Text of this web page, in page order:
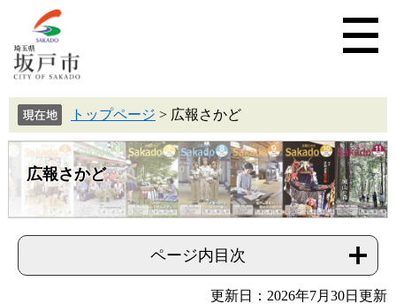
トップページ > 広報さかど
広報さかど
ページ内目次
更新日：2026年7月30日更新